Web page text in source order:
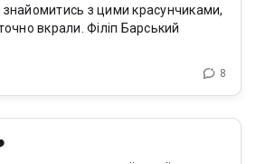
з цими красунчиками,
Філіп Барський
8